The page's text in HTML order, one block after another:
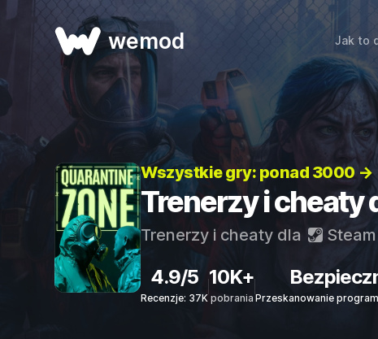
wemod Jak to
Wszystkie gry: ponad 3000 →
Trenerzy i cheaty
Trenerzy i cheaty dla Steam
4.9/5
Recenzje: 37K
10K+
pobrania Przeskanowanie